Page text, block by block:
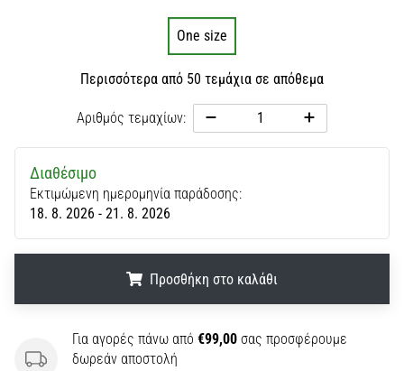
One size
Περισσότερα από 50 τεμάχια σε απόθεμα
Αριθμός τεμαχίων:
Διαθέσιμο
Εκτιμώμενη ημερομηνία παράδοσης:
18. 8. 2026 - 21. 8. 2026
Προσθήκη στο καλάθι
Για αγορές πάνω από €99,00 σας προσφέρουμε
δωρεάν αποστολή